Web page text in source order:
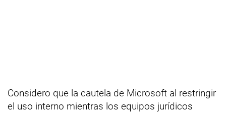
Considero que la cautela de Microsoft al restringir
el uso interno mientras los equipos jurídicos